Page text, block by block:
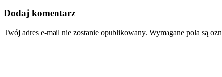
Dodaj komentarz
Twój adres e-mail nie zostanie opublikowany. Wymagane pola są